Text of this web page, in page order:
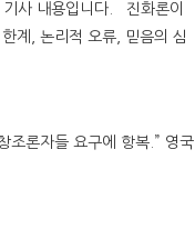
사 내용입니다. 진화론이
계, 논리적 오류, 믿음의 심
조론자들 요구에 항복.” 영국